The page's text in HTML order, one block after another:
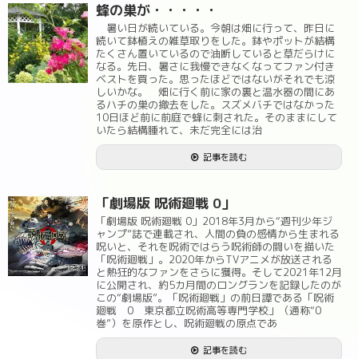
蜂の巣が・・・・・
暑い日が続いている。今朝は畑に行って、昨日に
続いて鉢植えの雑草取りをした。鉢やポットが結構
たくさん置いているので油断していると草だらけに
なる。先日、暑さに我慢できなくなってファン付き
ベストを買った。思ったほどではないがそれでも涼
しいかな。 畑に行く前に家の裏と温水器の間にあ
るハチの巣の撤去をした。スズメバチではなかった
10日ほど前に前庭で蜂に刺された。そのままにして
いたら結構腫れて、未だ完全には治
記事を読む
「劇場版 呪術廻戦 0」
「劇場版 呪術廻戦 0」2018年3月から“週刊少年ジ
ャンプ”誌で連載され、人間の負の感情から生まれる
呪いと、それを呪術ではらう呪術師の闘いを描いた
「呪術廻戦」。2020年からTVアニメが放送される
と熱狂的なファンをさらに獲得。そして2021年12月
に公開され、約5カ月間のロングランを記録したのが
この“劇場版”。「呪術廻戦」の前日譚である「呪術
廻戦 0 東京都立呪術高等専門学校」（通称“0
巻”）を原作とし、呪術廻戦の原点であ
記事を読む